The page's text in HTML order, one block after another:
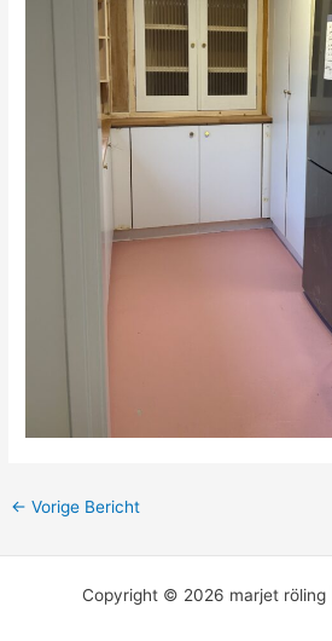
← Vorige Bericht
Copyright © 2026 marjet röling |